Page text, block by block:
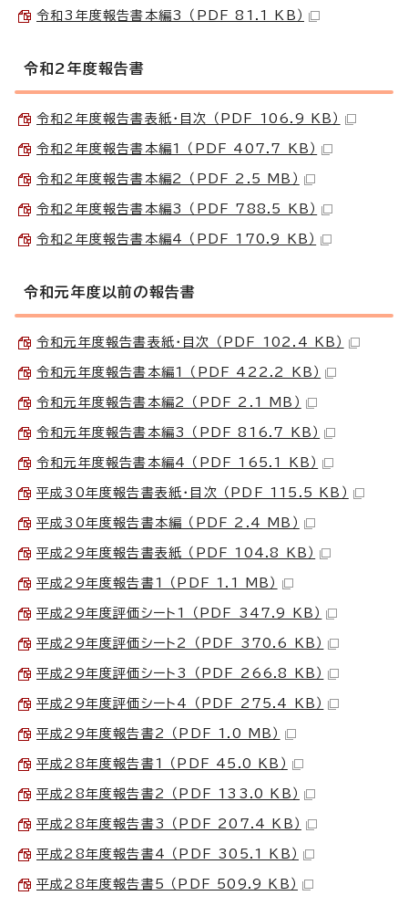
令和3年度報告書本編3 （PDF 81.1 KB）
令和2年度報告書
令和2年度報告書表紙・目次 （PDF 106.9 KB）
令和2年度報告書本編1 （PDF 407.7 KB）
令和2年度報告書本編2 （PDF 2.5 MB）
令和2年度報告書本編3 （PDF 788.5 KB）
令和2年度報告書本編4 （PDF 170.9 KB）
令和元年度以前の報告書
令和元年度報告書表紙・目次 （PDF 102.4 KB）
令和元年度報告書本編1 （PDF 422.2 KB）
令和元年度報告書本編2 （PDF 2.1 MB）
令和元年度報告書本編3 （PDF 816.7 KB）
令和元年度報告書本編4 （PDF 165.1 KB）
平成30年度報告書表紙・目次 （PDF 115.5 KB）
平成30年度報告書本編 （PDF 2.4 MB）
平成29年度報告書表紙 （PDF 104.8 KB）
平成29年度報告書1 （PDF 1.1 MB）
平成29年度評価シート1 （PDF 347.9 KB）
平成29年度評価シート2 （PDF 370.6 KB）
平成29年度評価シート3 （PDF 266.8 KB）
平成29年度評価シート4 （PDF 275.4 KB）
平成29年度報告書2 （PDF 1.0 MB）
平成28年度報告書1 （PDF 45.0 KB）
平成28年度報告書2 （PDF 133.0 KB）
平成28年度報告書3 （PDF 207.4 KB）
平成28年度報告書4 （PDF 305.1 KB）
平成28年度報告書5 （PDF 509.9 KB）